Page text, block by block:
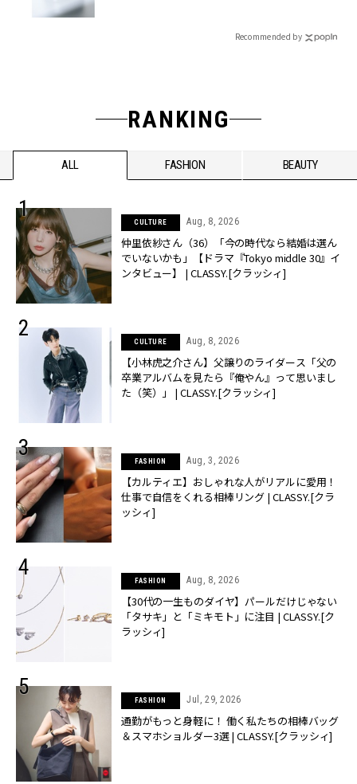
Recommended by
RANKING
ALL FASHION BEAUTY
CULTURE Aug, 8, 2026
仲里依紗さん（36）「今の時代なら結婚は選ん
でいないかも」【ドラマ『Tokyo middle 30』イ
ンタビュー】 | CLASSY.[クラッシィ]
CULTURE Aug, 8, 2026
【小林虎之介さん】父譲りのライダース「父の
卒業アルバムを見たら『俺やん』って思いまし
た（笑）」 | CLASSY.[クラッシィ]
FASHION Aug, 3, 2026
【カルティエ】おしゃれな人がリアルに愛用！
仕事で自信をくれる相棒リング | CLASSY.[クラ
ッシィ]
FASHION Aug, 8, 2026
【30代の一生ものダイヤ】パールだけじゃない
「タサキ」と「ミキモト」に注目 | CLASSY.[ク
ラッシィ]
FASHION Jul, 29, 2026
通勤がもっと身軽に！ 働く私たちの相棒バッグ
＆スマホショルダー3選 | CLASSY.[クラッシィ]